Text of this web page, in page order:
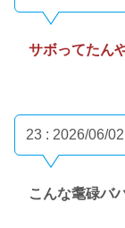
サボってたん
23 : 2026/06/
こんな耄碌バ